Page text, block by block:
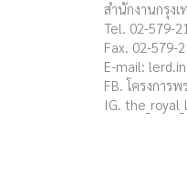
สำนักงานกรุง
Tel. 02-579-
Fax. 02-579-
E-mail:
FB. โครงการ
IG.